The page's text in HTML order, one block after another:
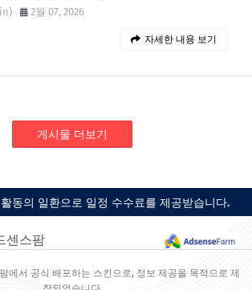
2월 07, 2026
자세한 내용 보기
게시물 더보기
동의 일환으로 일정 수수료를 제공받습니다.
센스팜
에서 공식 배포하는 스킨으로, 정보 제공을 목적으로 제